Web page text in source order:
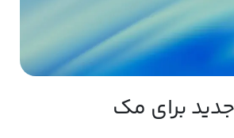
جدید برای مک